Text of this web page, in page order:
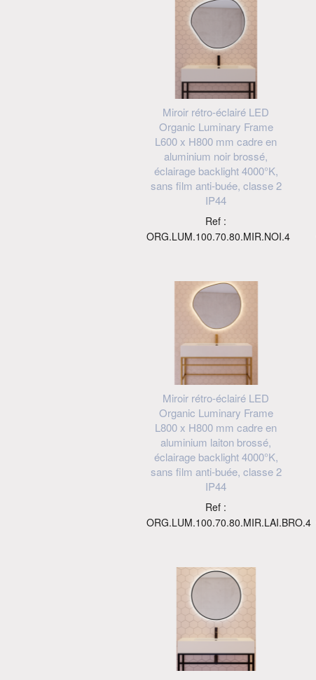
Miroir rétro-éclairé LED
Organic Luminary Frame
L600 x H800 mm cadre en
aluminium noir brossé,
éclairage backlight 4000°K,
sans film anti-buée, classe 2
IP44
Ref :
ORG.LUM.100.70.80.MIR.NOI.4
Miroir rétro-éclairé LED
Organic Luminary Frame
L800 x H800 mm cadre en
aluminium laiton brossé,
éclairage backlight 4000°K,
sans film anti-buée, classe 2
IP44
Ref :
ORG.LUM.100.70.80.MIR.LAI.BRO.4